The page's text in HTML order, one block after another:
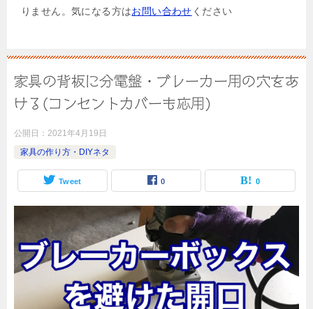
りません。気になる方はお問い合わせ ください
家具の背板に分電盤・ブレーカー用の穴をあ
ける(コンセントカバーも応用)
公開日： 2021年4月19日
家具の作り方・DIYネタ
Tweet 0 0